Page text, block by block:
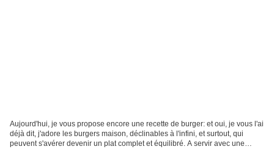
Aujourd'hui, je vous propose encore une recette de burger: et oui, je vous l'ai
déjà dit, j'adore les burgers maison, déclinables à l'infini, et surtout, qui
peuvent s'avérer devenir un plat complet et équilibré. A servir avec une